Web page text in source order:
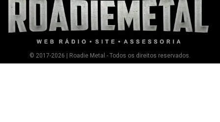
© 2017-2026 | Roadie Metal - Todos os direitos reservados.